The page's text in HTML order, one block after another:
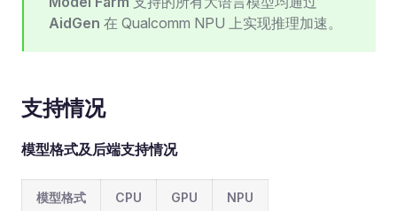
AidGen 在 Qualcomm NPU 上实现推理加速。
支持情况
模型格式及后端支持情况
模型格式 CPU GPU NPU